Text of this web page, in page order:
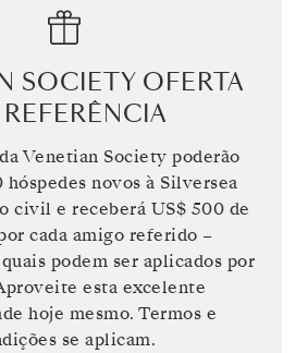
SOCIETY OFERTA
Venetian Society poderão
novos à Silversea
civil e receberá US$ 500 de
cada amigo referido –
podem ser aplicados por
esta excelente
hoje mesmo. Termos e
se aplicam.